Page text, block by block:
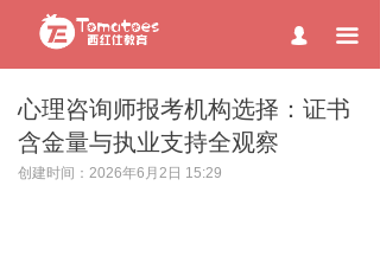
끀
넙
心理咨询师报考机构选择：证书
含金量与执业支持全观察
创建时间： 2026年6月2日 15:29